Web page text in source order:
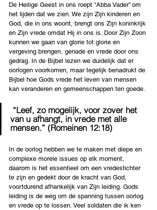
De Heilige Geest in ons roept “Abba Vader” om
het lijden dat we zien. We zijn Zijn kinderen en
God, die in ons woont, brengt ons Zijn koninkrijk
en Zijn vrede omdat Hij in ons is. Door Zijn Zoon
kunnen we gaan van glorie tot glorie en
vergeving brengen, genade en vrede door ons
gedrag. In de Bijbel lezen we duidelijk dat er
oorlogen voorkomen, maar tegelijk benadrukt de
Bijbel hoe Gods vrede het leven van mensen
kan veranderen en gemeenschappen ten goede.
“Leef, zo mogelijk, voor zover het
van u afhangt, in vrede met alle
mensen.” (Romeinen 12:18)
In de oorlog hebben we te maken met diepe en
complexe morele issues op elk moment,
daarom is het essentieel om een vredestichter
te zijn en gedekt door de kracht van God,
voortdurend afhankelijk van Zijn leiding. Gods
leiding is de weg om de spanning tussen oorlog
en vrede op te lossen. Veel soldaten die ik ken